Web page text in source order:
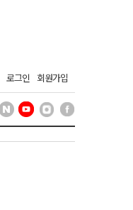
로그인 회원가입